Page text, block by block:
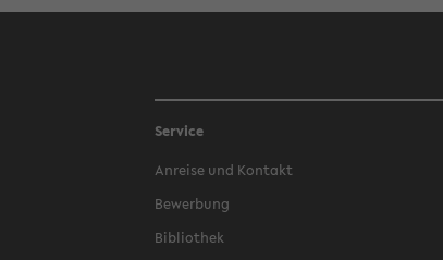
Service
Anreise und Kontakt
Bewerbung
Bibliothek